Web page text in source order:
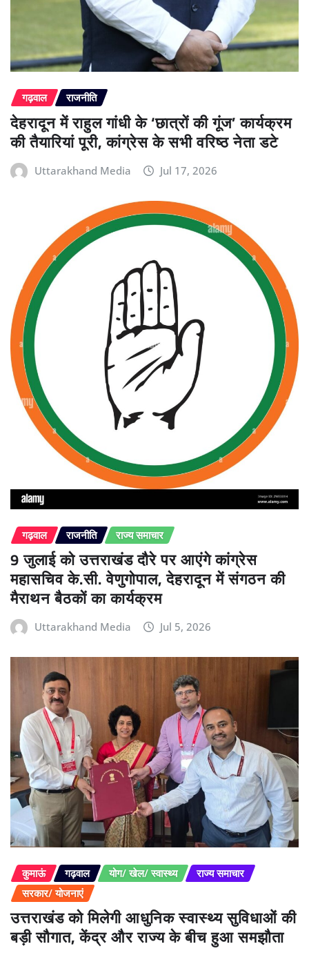
गढ़वाल राजनीति
देहरादून में राहुल गांधी के ‘छात्रों की गूंज’ कार्यक्रम
की तैयारियां पूरी, कांग्रेस के सभी वरिष्ठ नेता डटे
Uttarakhand Media Jul 17, 2026
गढ़वाल राजनीति राज्य समाचार
9 जुलाई को उत्तराखंड दौरे पर आएंगे कांग्रेस
महासचिव के.सी. वेणुगोपाल, देहरादून में संगठन की
मैराथन बैठकों का कार्यक्रम
Uttarakhand Media Jul 5, 2026
कुमाऊं गढ़वाल योग/ खेल/ स्वास्थ्य
राज्य समाचार
सरकार/ योजनाएं
उत्तराखंड को मिलेगी आधुनिक स्वास्थ्य सुविधाओं की
बड़ी सौगात, केंद्र और राज्य के बीच हुआ समझौता